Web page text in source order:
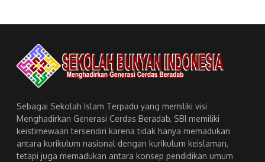
Sebagai Sekolah Islam Terpadu yang memiliki visi
Menghadirkan Generasi Cerdas Beradab, SBI memiliki
keistimewaan tersendiri karena tidak hanya memadukan
antara kurikulum nasional dengan kurikulum keislaman,
tetapi juga memadukan antara konsep pendidikan umum